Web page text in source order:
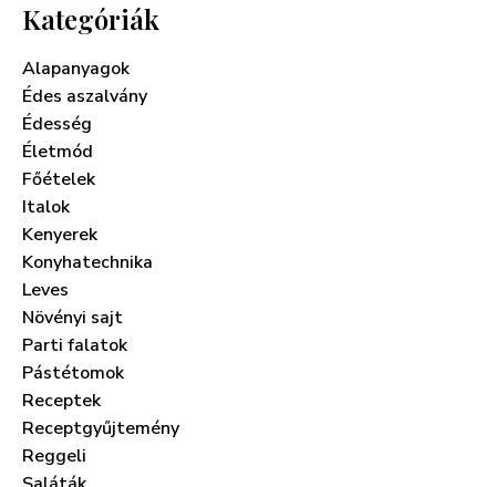
Kategóriák
Alapanyagok
Édes aszalvány
Édesség
Életmód
Főételek
Italok
Kenyerek
Konyhatechnika
Leves
Növényi sajt
Parti falatok
Pástétomok
Receptek
Receptgyűjtemény
Reggeli